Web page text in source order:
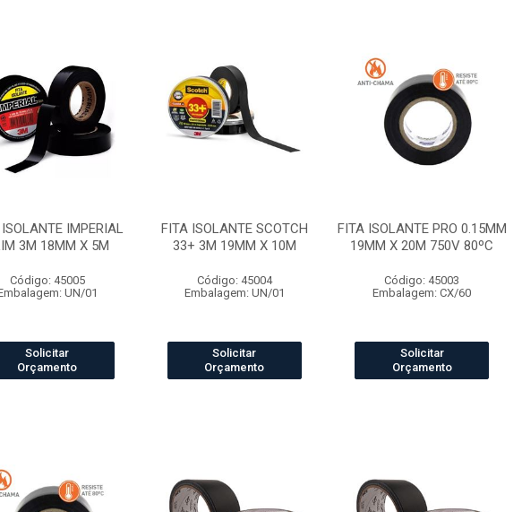
IMPERIAL
3M 18MM X 5M
Código: 45005
UN/01
Solicitar
Orçamento
FITA ISOLANTE SCOTCH
33+ 3M 19MM X 10M
Código: 45004
Embalagem: UN/01
Solicitar
Orçamento
FITA ISOLANTE PRO 0.15MM
19MM X 20M 750V 80ºC
Código: 45003
Embalagem: CX/60
Solicitar
Orçamento